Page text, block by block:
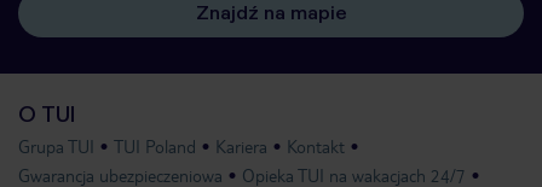
Znajdź na mapie
O TUI
Grupa TUI TUI Poland Kariera
Kontakt
Gwarancja ubezpieczeniowa
Opieka TUI na wakacjach 24/7